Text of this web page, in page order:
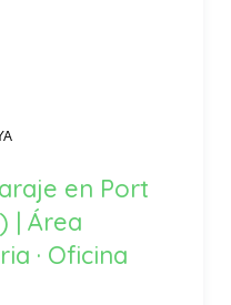
en Port
| Área
· Oficina